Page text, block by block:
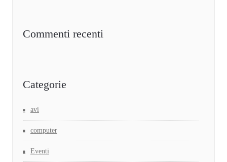
Commenti recenti
Categorie
avi
computer
Eventi